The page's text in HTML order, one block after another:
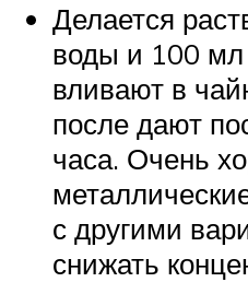
Делается
воды и 100 мл
вливают в
после дают
часа. Очень
с другими
снижать